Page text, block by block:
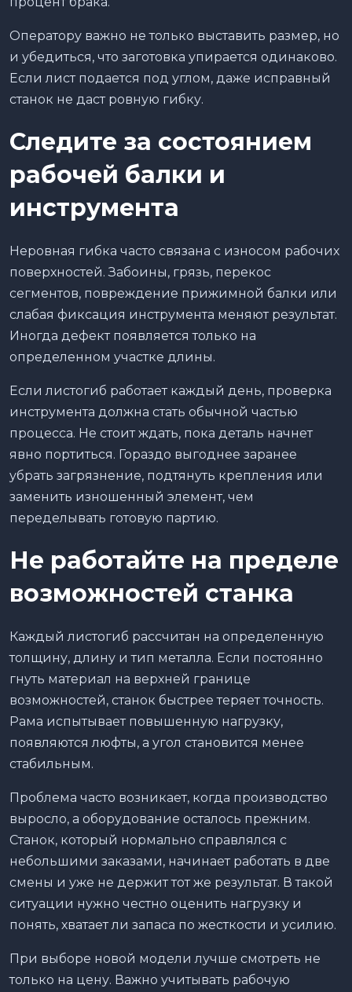
Оператору важно не только выставить размер, но
и убедиться, что заготовка упирается одинаково.
Если лист подается под углом, даже исправный
станок не даст ровную гибку.
Следите за состоянием
рабочей балки и
инструмента
Неровная гибка часто связана с износом рабочих
поверхностей. Забоины, грязь, перекос
сегментов, повреждение прижимной балки или
слабая фиксация инструмента меняют результат.
Иногда дефект появляется только на
определенном участке длины.
Если листогиб работает каждый день, проверка
инструмента должна стать обычной частью
процесса. Не стоит ждать, пока деталь начнет
явно портиться. Гораздо выгоднее заранее
убрать загрязнение, подтянуть крепления или
заменить изношенный элемент, чем
переделывать готовую партию.
Не работайте на пределе
возможностей станка
Каждый листогиб рассчитан на определенную
толщину, длину и тип металла. Если постоянно
гнуть материал на верхней границе
возможностей, станок быстрее теряет точность.
Рама испытывает повышенную нагрузку,
появляются люфты, а угол становится менее
стабильным.
Проблема часто возникает, когда производство
выросло, а оборудование осталось прежним.
Станок, который нормально справлялся с
небольшими заказами, начинает работать в две
смены и уже не держит тот же результат. В такой
ситуации нужно честно оценить нагрузку и
понять, хватает ли запаса по жесткости и усилию.
При выборе новой модели лучше смотреть не
только на цену. Важно учитывать рабочую